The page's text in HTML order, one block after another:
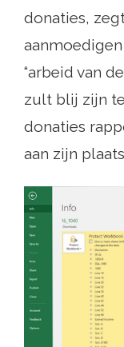
donaties,
“arbeid van
zult blij zijn
donaties
aan zijn